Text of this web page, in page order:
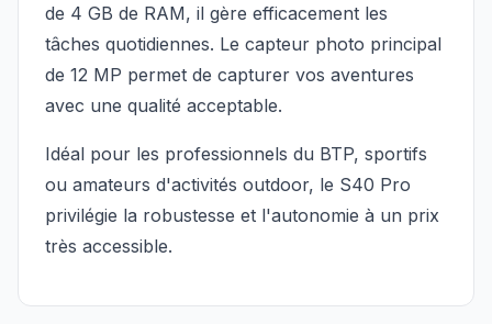
de 4 GB de RAM, il gère efficacement les
tâches quotidiennes. Le capteur photo principal
de 12 MP permet de capturer vos aventures
avec une qualité acceptable.
Idéal pour les professionnels du BTP, sportifs
ou amateurs d'activités outdoor, le S40 Pro
privilégie la robustesse et l'autonomie à un prix
très accessible.